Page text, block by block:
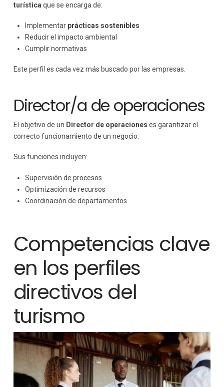
turística que se encarga de:
Implementar prácticas sostenibles
Reducir el impacto ambiental
Cumplir normativas
Este perfil es cada vez más buscado por las empresas.
Director/a de operaciones
El objetivo de un Director de operaciones es garantizar el
correcto funcionamiento de un negocio.
Sus funciones incluyen:
Supervisión de procesos
Optimización de recursos
Coordinación de departamentos
Competencias clave
en los perfiles
directivos del
turismo